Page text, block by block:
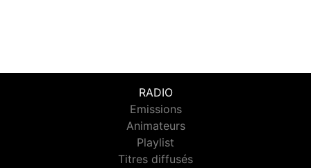
RADIO
Emissions
Animateurs
Playlist
Titres diffusés